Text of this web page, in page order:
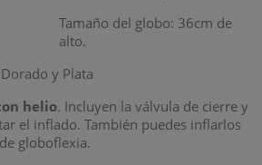
Tamaño del globo: 36cm de
alto.
y Plata
helio. Incluyen la válvula de cierre y
el inflado. También puedes inflarlos
de globoflexia.